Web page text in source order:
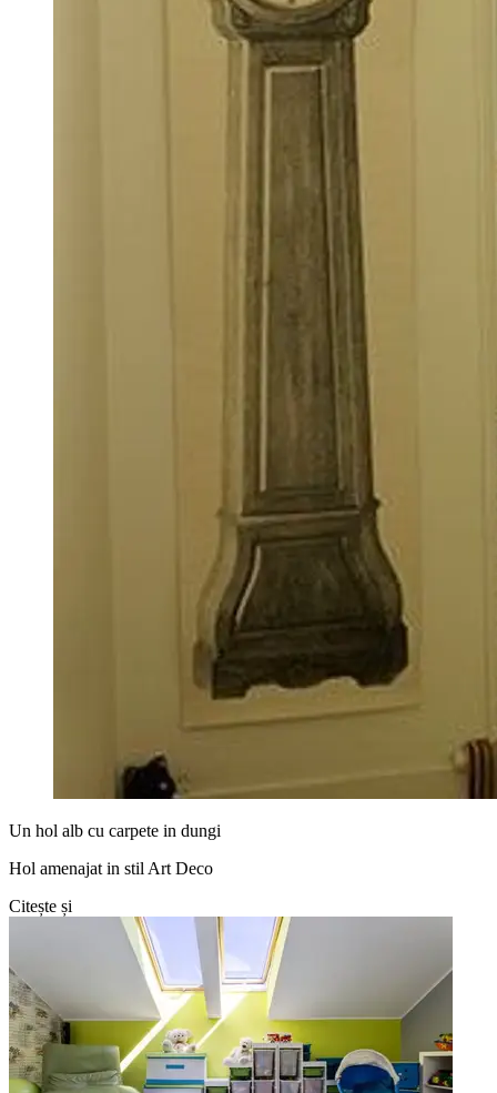
Un hol alb cu carpete in dungi
Hol amenajat in stil Art Deco
Citește și